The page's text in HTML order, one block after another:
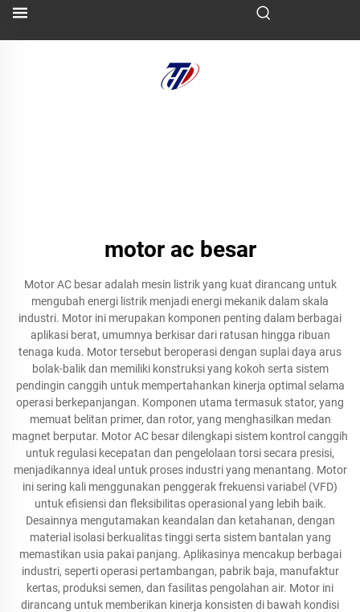
motor ac besar
Motor AC besar adalah mesin listrik yang kuat dirancang untuk
mengubah energi listrik menjadi energi mekanik dalam skala
industri. Motor ini merupakan komponen penting dalam berbagai
aplikasi berat, umumnya berkisar dari ratusan hingga ribuan
tenaga kuda. Motor tersebut beroperasi dengan suplai daya arus
bolak-balik dan memiliki konstruksi yang kokoh serta sistem
pendingin canggih untuk mempertahankan kinerja optimal selama
operasi berkepanjangan. Komponen utama termasuk stator, yang
memuat belitan primer, dan rotor, yang menghasilkan medan
magnet berputar. Motor AC besar dilengkapi sistem kontrol canggih
untuk regulasi kecepatan dan pengelolaan torsi secara presisi,
menjadikannya ideal untuk proses industri yang menantang. Motor
ini sering kali menggunakan penggerak frekuensi variabel (VFD)
untuk efisiensi dan fleksibilitas operasional yang lebih baik.
Desainnya mengutamakan keandalan dan ketahanan, dengan
material isolasi berkualitas tinggi serta sistem bantalan yang
memastikan usia pakai panjang. Aplikasinya mencakup berbagai
industri, seperti operasi pertambangan, pabrik baja, manufaktur
kertas, produksi semen, dan fasilitas pengolahan air. Motor ini
dirancang untuk memberikan kinerja konsisten di bawah kondisi